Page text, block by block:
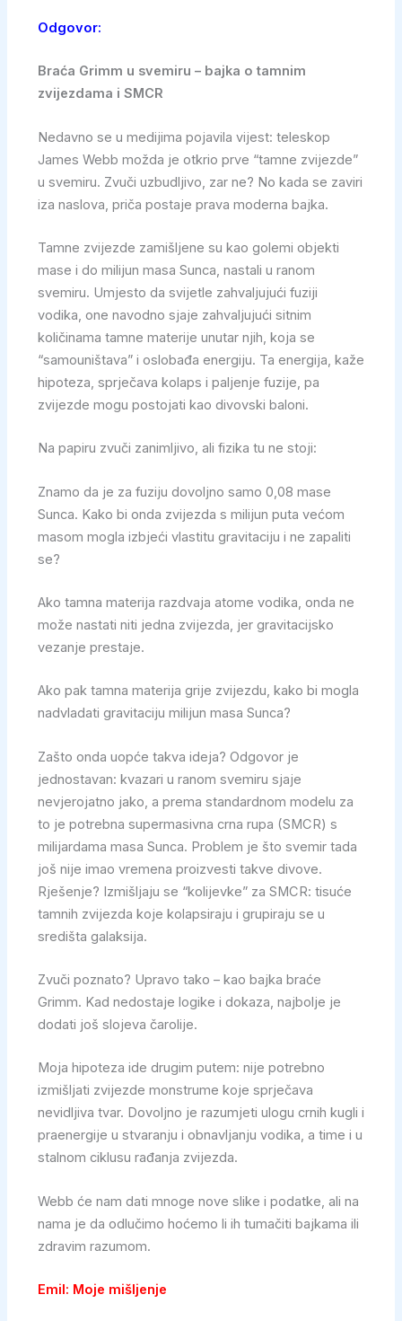
Odgovor:
Braća Grimm u svemiru – bajka o tamnim
zvijezdama i SMCR
Nedavno se u medijima pojavila vijest: teleskop
James Webb možda je otkrio prve “tamne zvijezde”
u svemiru. Zvuči uzbudljivo, zar ne? No kada se zaviri
iza naslova, priča postaje prava moderna bajka.
Tamne zvijezde zamišljene su kao golemi objekti
mase i do milijun masa Sunca, nastali u ranom
svemiru. Umjesto da svijetle zahvaljujući fuziji
vodika, one navodno sjaje zahvaljujući sitnim
količinama tamne materije unutar njih, koja se
“samouništava” i oslobađa energiju. Ta energija, kaže
hipoteza, sprječava kolaps i paljenje fuzije, pa
zvijezde mogu postojati kao divovski baloni.
Na papiru zvuči zanimljivo, ali fizika tu ne stoji:
Znamo da je za fuziju dovoljno samo 0,08 mase
Sunca. Kako bi onda zvijezda s milijun puta većom
masom mogla izbjeći vlastitu gravitaciju i ne zapaliti
se?
Ako tamna materija razdvaja atome vodika, onda ne
može nastati niti jedna zvijezda, jer gravitacijsko
vezanje prestaje.
Ako pak tamna materija grije zvijezdu, kako bi mogla
nadvladati gravitaciju milijun masa Sunca?
Zašto onda uopće takva ideja? Odgovor je
jednostavan: kvazari u ranom svemiru sjaje
nevjerojatno jako, a prema standardnom modelu za
to je potrebna supermasivna crna rupa (SMCR) s
milijardama masa Sunca. Problem je što svemir tada
još nije imao vremena proizvesti takve divove.
Rješenje? Izmišljaju se “kolijevke” za SMCR: tisuće
tamnih zvijezda koje kolapsiraju i grupiraju se u
središta galaksija.
Zvuči poznato? Upravo tako – kao bajka braće
Grimm. Kad nedostaje logike i dokaza, najbolje je
dodati još slojeva čarolije.
Moja hipoteza ide drugim putem: nije potrebno
izmišljati zvijezde monstrume koje sprječava
nevidljiva tvar. Dovoljno je razumjeti ulogu crnih kugli i
praenergije u stvaranju i obnavljanju vodika, a time i u
stalnom ciklusu rađanja zvijezda.
Webb će nam dati mnoge nove slike i podatke, ali na
nama je da odlučimo hoćemo li ih tumačiti bajkama ili
zdravim razumom.
Emil: Moje mišljenje